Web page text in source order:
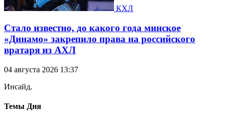
КХЛ
Стало известно, до какого года минское
«Динамо» закрепило права на российского
вратаря из АХЛ
04 августа 2026 13:37
Инсайд.
Темы Дня